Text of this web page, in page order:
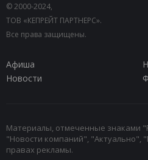
© 2000-2024,
ТОВ «КЕПРЕЙТ ПАРТНЕРС».
Все права защищены.
Афиша
Новости
Материалы, отмеченные знаками
"Новости компаний", "Актуально",
правах рекламы.